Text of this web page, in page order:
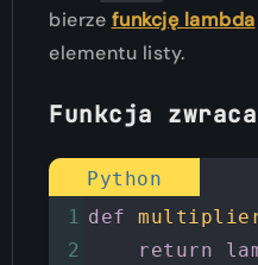
bierze funkcję lambda
elementu listy.
Funkcja
Python
1
def
2
return